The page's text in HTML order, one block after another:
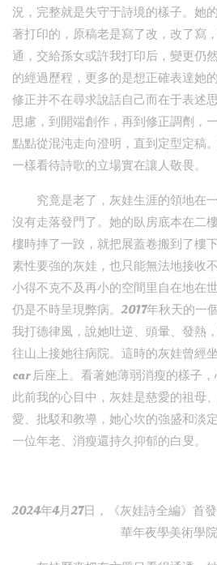
況，完整就是失守于詩境的樣子。她
著打印的，原稿老是寫了改，改了寫
通，交給孫女或許我打印后，變更仍
的經過歷程，更多的是想正確表達她
修正并不在尋求說話自己而在于表述
思慮，到開端創作，再到修正調劑，
點點從混沌走向澄明，直到定型定稿
一樣看待詩歌的立場實在讓人敬畏。
究竟是老了，灰娃生涯的領地在
沒有走落發門了。她的臥房底本在二
樓時摔了一跤，就把展蓋卷搬到了樓
素性要強的灰娃，也只能無法地接收
小得不克不及再小的空間里自在地在
仍是不時呈現弊病。2017年秋天的一
我打德律風，說她吐逆、頭暈、發熱
往山上接她往病院。這時的灰娃曾經
car 后座上。看著她薄弱消瘦的樣子，
此前我的心目中，灰娃是慈愛的祖母
愛、批駁和教導，她心坎的強盛和淡
一位年老、消瘦還持久抑郁的白叟。
2024年4月27日，《灰娃詩全編》首
華年夜學美術學